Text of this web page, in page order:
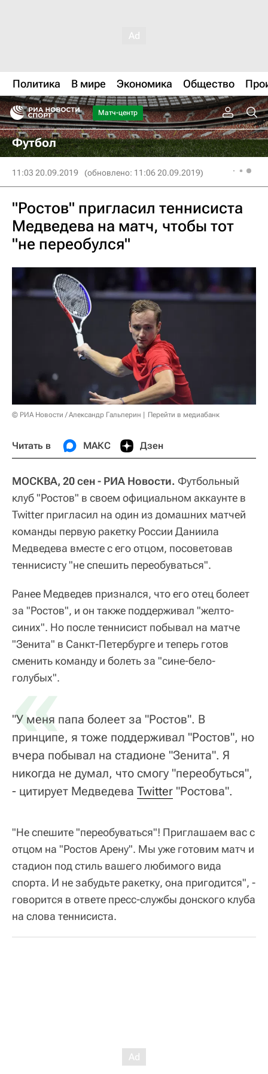
Политика В мире Экономика Общество
Матч-центр
Футбол
11:03 20.09.2019 (обновлено: 11:06 20.09.2019)
"Ростов" пригласил теннисиста
Медведева на матч, чтобы тот
"не переобулся"
© РИА Новости / Александр Гальперин Перейти в медиабанк
Читать в МАКС Дзен
МОСКВА, 20 сен - РИА Новости. Футбольный
клуб "Ростов" в своем официальном аккаунте в
Twitter пригласил на один из домашних матчей
команды первую ракетку России Даниила
Медведева вместе с его отцом, посоветовав
теннисисту "не спешить переобуваться".
Ранее Медведев признался, что его отец болеет
за "Ростов", и он также поддерживал "желто-
синих". Но после теннисист побывал на матче
"Зенита" в Санкт-Петербурге и теперь готов
сменить команду и болеть за "сине-бело-
голубых".
«
"У меня папа болеет за "Ростов". В
принципе, я тоже поддерживал "Ростов", но
вчера побывал на стадионе "Зенита". Я
никогда не думал, что смогу "переобуться",
- цитирует Медведева Twitter "Ростова".
"Не спешите "переобуваться"! Приглашаем вас с
отцом на "Ростов Арену". Мы уже готовим матч и
стадион под стиль вашего любимого вида
спорта. И не забудьте ракетку, она пригодится", -
говорится в ответе пресс-службы донского клуба
на слова теннисиста.